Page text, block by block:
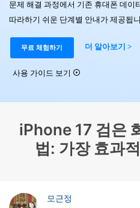
도움말 센터
온라인
더 보기
사용 방법은 무엇입니까?
고객 지원 센터
다운로드 센터
공식 설치 파일 및 최신 버전 업데이트
리소스 허브
3,000개 이상의 사용 가이드, 전문가
신 모바일 소식을 확인하세요.
🔓️온라인 잠금 해제
iOS26 다운그레이드
검색하기
문제 해결 과정에서 기존 휴대폰 데이
따라하기 쉬운 단계별 안내가 제공됩
무료 체험하기 더 알아보기 >
사용 가이드 보기
iPhone 17 검은
법: 가장 효과
모근정